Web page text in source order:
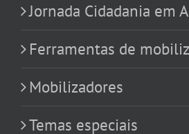
Jornada Cidadania em
Ferramentas de
Mobilizadores
Temas especiais